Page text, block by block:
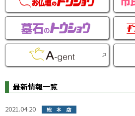
最新情報一覧
2021.04.20 総本店